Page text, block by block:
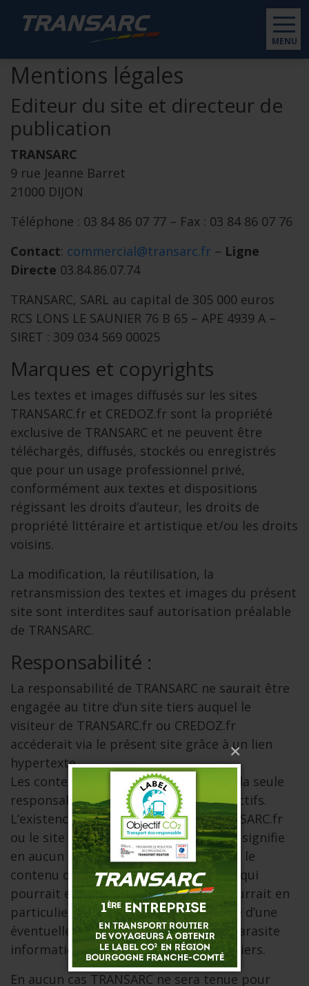
×
MENU
Mentions légales
Editeur du site et directeur de
publication
TRANSARC
9 rue Jeanne Barret
21000 DIJON
Téléphone : 03 84 86 07 77 – Fax : 03 84 86 07 76
Contact: commercial@transarc.fr – Ligne
Directe 03.84.86.07.74
TRANSARC, SARL au capital de 305 000 euros
RCS LONS LE SAUNIER 76 B 65 – APE 4939 A –
SIRET : 309 034 569 00025
Marques et copyrights
Les textes et images diffusés sur les sites
TRANSARC.fr et CREDOZ.fr sont la propriété
exclusive de TRANSARC et ne peuvent être
téléchargés, diffusés, stockés ou enregistrés
que pour un usage professionnel privé,
conformément aux textes et dispositions
régissant les droits d’auteur, les droits de
propriété littéraire et artistique et/ou les droits
voisins.
La modification, la réutilisation, la
retransmission des textes et images du présent
site sont interdites sauf autorisation préalable
de TRANSARC.
Responsabilité :
La responsabilité de TRANSARC ne saurait être
engagée au titre d’un site tiers auquel le
visiteur de TRANSARC.fr ou CREDOZ.fr
accéderait via le présent site grâce à un lien
hypertexte.
Les contenus des sites tiers engagent la seule
responsabilité de leurs éditeurs respectifs.
L’existence d’un lien entre le site TRANSARC.fr
ou le site CREDOZ.fr et un site tiers ne signifie
en aucun cas que TRANSARC cautionne le
contenu de ce site et a fortiori l’usage qui
pourrait en être fait. TRANSARC ne pourrait en
particulier être tenu pour responsable d’une
éventuelle attaque de virus ou autre parasite
informatique transitant par ces sites tiers.
En aucun cas TRANSARC ne sera tenue pour